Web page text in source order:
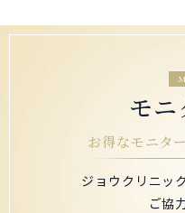
モ
お得なモニタ
ジョウクリニッ
ご協